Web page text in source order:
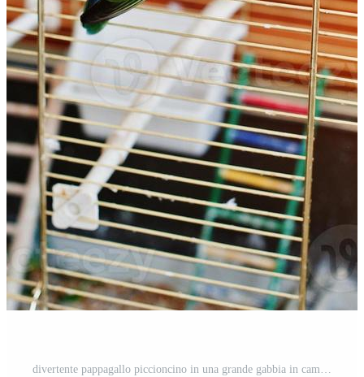
divertente pappagallo piccioncino in una grande gabbia in camera con il sole. Foto Pro